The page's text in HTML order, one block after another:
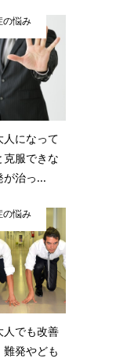
の悩み
人になって
克服できな
が治っ...
の悩み
人でも改善
難発やども